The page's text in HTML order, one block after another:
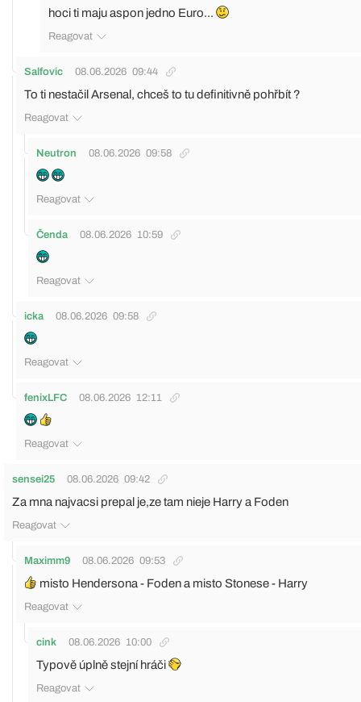
hoci ti maju aspon jedno Euro...
Reagovat
Salfovic 08.06.2026 09:44
To ti nestačil Arsenal, chceš to tu definitivně pohřbít ?
Reagovat
Neutron 08.06.2026 09:58
Reagovat
Čenda 08.06.2026 10:59
Reagovat
icka 08.06.2026 09:58
Reagovat
fenixLFC 08.06.2026 12:11
Reagovat
sensei25 08.06.2026 09:42
Za mna najvacsi prepal je,ze tam nieje Harry a Foden
Reagovat
Maximm9 08.06.2026 09:53
misto Hendersona - Foden a misto Stonese - Harry
Reagovat
cink 08.06.2026 10:00
Typově úplně stejní hráči
Reagovat